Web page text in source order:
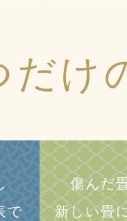
だけ
で
傷んだ
新しい畳